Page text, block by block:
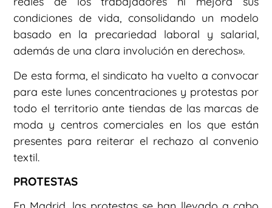
condiciones de vida, consolidando un modelo
basado en la precariedad laboral y salarial,
además de una clara involución en derechos».
De esta forma, el sindicato ha vuelto a convocar
para este lunes concentraciones y protestas por
todo el territorio ante tiendas de las marcas de
moda y centros comerciales en los que están
presentes para reiterar el rechazo al convenio
textil.
PROTESTAS